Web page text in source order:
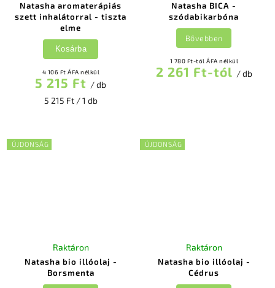
Natasha aromaterápiás
szett inhalátorral - tiszta
elme
4 106 Ft ÁFA nélkül
5 215 Ft / db
5 215 Ft / 1 db
Kosárba
Natasha BICA -
szódabikarbóna
1 780 Ft-tól ÁFA nélkül
2 261 Ft-tól / db
Bővebben
ÚJDONSÁG
Natasha bio illóolaj -
Borsmenta
Raktáron
ÚJDONSÁG
Natasha bio illóolaj -
Cédrus
Raktáron